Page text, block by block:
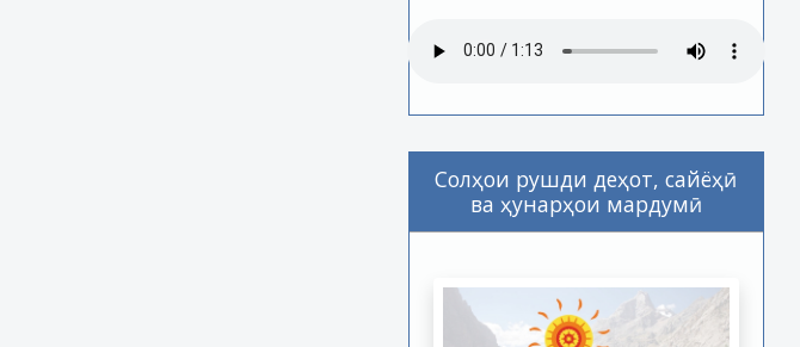
Солҳои рушди деҳот, сайёҳӣ
ва ҳунарҳои мардумӣ